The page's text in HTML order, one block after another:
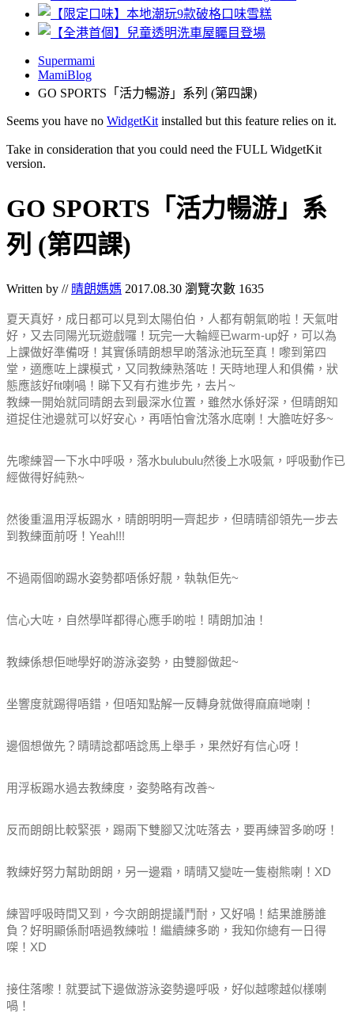
Supermami
MamiBlog
GO SPORTS「活力暢游」系列 (第四課)
Seems you have no WidgetKit installed but this feature relies on it.
Take in consideration that you could need the FULL WidgetKit
version.
GO SPORTS「活力暢游」系
列 (第四課)
Written by // 晴朗媽媽 2017.08.30 瀏覽次數 1635
夏天真好，成日都可以見到太陽伯伯，人都有朝氣啲啦！ 天氣咁
好，又去同陽光玩遊戲囉！ 玩完一大輪經已warm-up好，可以為
上課做好準備呀！ 其實係晴朗想早啲落泳池玩至真！ 嚟到第四
堂，適應咗上課模式，又同教練熟落咗！ 天時地理人和俱備，狀
態應該好fit喇喎！ 睇下又有冇進步先，去片~
教練一開始就同晴朗去到最深水位置，雖然水係好深，但晴朗知
道捉住池邊就可以好安心，再唔怕會沈落水底喇！大膽咗好多~
先嚟練習一下水中呼吸，落水bulubulu然後上水吸氣，呼吸動作已
經做得好純熟~
然後重溫用浮板踢水，晴朗明明一齊起步，但晴晴卻領先一步去
到教練面前呀！Yeah!!!
不過兩個啲踢水姿勢都唔係好靚，執執佢先~
信心大咗，自然學咩都得心應手啲啦！晴朗加油！
教練係想佢哋學好啲游泳姿勢，由雙腳做起~
坐響度就踢得唔錯，但唔知點解一反轉身就做得麻麻哋喇！
邊個想做先？晴晴諗都唔諗馬上舉手，果然好有信心呀！
用浮板踢水過去教練度，姿勢略有改善~
反而朗朗比較緊張，踢兩下雙腳又沈咗落去，要再練習多啲呀！
教練好努力幫助朗朗，另一邊霜，晴晴又變咗一隻樹熊喇！XD
練習呼吸時間又到，今次朗朗提議鬥耐，又好喎！結果誰勝誰
負？好明顯係耐唔過教練啦！繼續練多啲，我知你總有一日得
㗎！XD
接住落嚟！就要試下邊做游泳姿勢邊呼吸，好似越嚟越似樣喇
喎！